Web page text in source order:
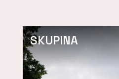
SKUPINA